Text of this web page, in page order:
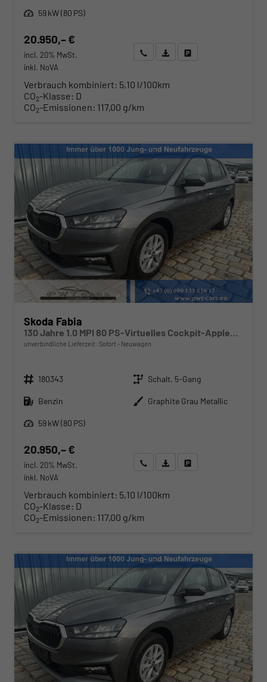
Leistung
59 kW (80 PS)
20.950,– €
incl. 20% MwSt.
inkl. NoVA
Wir rufen Sie anAngebot drucken (PDF)
Verbrauch kombiniert: 5,10 l/100km
CO2-Klasse: D
CO2-Emissionen: 117,00 g/km
Skoda Fabia
130 Jahre 1.0 MPI 80 PS-Virtuelles Cockpit-AppleCarplay-Android-Auto-LED-Klima-Tempomat-Rückfahrkamera-DAB-SHZ-15" Alu-sofort
unverbindliche Lieferzeit: Sofort Neuwagen
Fahrzeugnr. 180343 Getriebe Schalt. 5-Gang
Kraftstoff Benzin Außenfarbe Graphite Grau Metallic
Leistung
59 kW (80 PS)
20.950,– €
incl. 20% MwSt.
inkl. NoVA
Wir rufen Sie anAngebot drucken (PDF)
Verbrauch kombiniert: 5,10 l/100km
CO2-Klasse: D
CO2-Emissionen: 117,00 g/km